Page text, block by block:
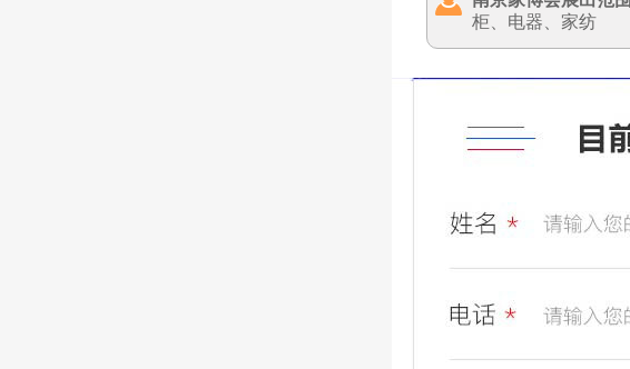
柜、电器、家纺